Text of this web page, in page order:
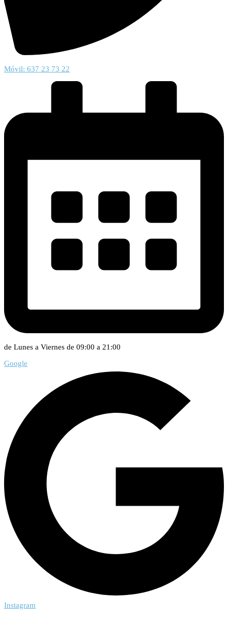
Móvil: 637 23 73 22
de Lunes a Viernes de 09:00 a 21:00
Google
Instagram